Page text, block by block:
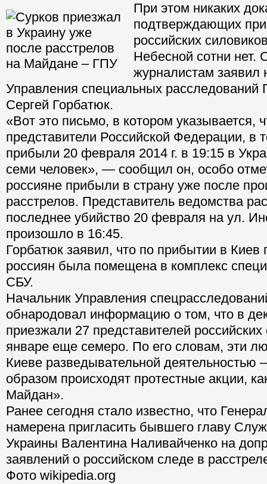
При этом никаких
подтверждающих
российских
Небесной сотни нет.
журналистам заявил
Управления специальных расследований
Сергей Горбатюк.
«Вот это письмо, в котором указывается,
представители Российской Федерации, в
прибыли 20 февраля 2014 г. в 19:15 в
семи человек», — сообщил он, особо
россияне прибыли в страну уже после
расстрелов. Представитель ведомства
последнее убийство 20 февраля на ул.
произошло в 16:45.
Горбатюк заявил, что по прибытии в Киев
россиян была помещена в комплекс
СБУ.
Начальник Управления
обнародовал информацию о том, что в
приезжали 27 представителей
январе еще семеро. По его словам, эти
Киеве разведывательной деятельностью
образом происходят протестные акции,
Майдан».
Ранее сегодня стало известно, что
намерена пригласить бывшего главу
Украины Валентина Наливайченко на
заявлений о российском следе в
Фото wikipedia.org